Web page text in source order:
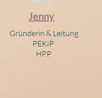
Jenny
Gründerin & Leitung
PEKiP
HPP